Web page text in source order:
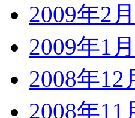
2009年2
2009年1
2008年12
2008年11